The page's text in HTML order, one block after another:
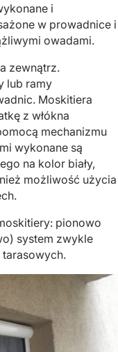
i
w prowadnice i
owadami.
zewnątrz.
lub ramy
Moskitiera
z włókna
mechanizmu
wykonane są
na kolor biały,
możliwość użycia
pionowo
system zwykle